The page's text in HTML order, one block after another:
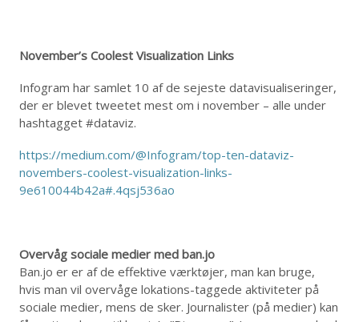
November’s Coolest Visualization Links
Infogram har samlet 10 af de sejeste datavisualiseringer,
der er blevet tweetet mest om i november – alle under
hashtagget #dataviz.
https://medium.com/@Infogram/top-ten-dataviz-
novembers-coolest-visualization-links-
9e610044b42a#.4qsj536ao
Overvåg sociale medier med ban.jo
Ban.jo er er af de effektive værktøjer, man kan bruge,
hvis man vil overvåge lokations-taggede aktiviteter på
sociale medier, mens de sker. Journalister (på medier) kan